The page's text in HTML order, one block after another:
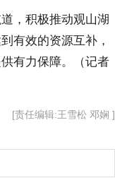
，积极推动观山湖
有效的资源互补，
有力保障。（记者
[责任编辑:王雪松 邓娴 ]